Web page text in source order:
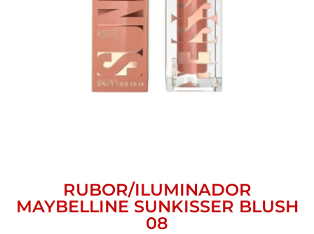
RUBOR/ILUMINADOR
MAYBELLINE SUNKISSER BLUSH
08